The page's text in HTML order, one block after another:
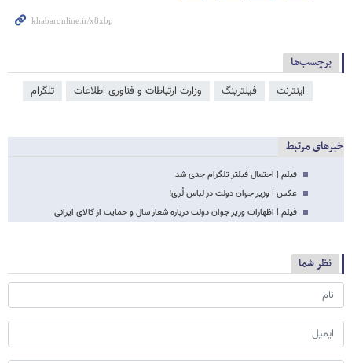
برچسب‌ها
اینترنت فیلترینگ وزارت ارتباطات و فناوری اطلاعات تلگرام
خبرهای مرتبط
فیلم | احتمال فیلتر تلگرام جدی شد
عکس | وزیر جوان دولت در لباس لُری!
فیلم | اظهارات وزیر جوان دولت درباره شعار سال و حمایت از کالای ایرانی
نظر شما